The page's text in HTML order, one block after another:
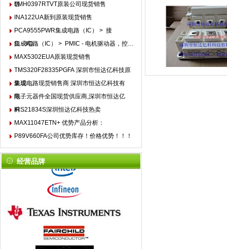
售
LMH0397RTVT原装公司现货销售
INA122UA新到原装现货销售
PCA9555PWR集成电路（IC） > 接
口 - I/O…
集成电路（IC） > PMIC - 电机驱动器，控…
MAX5302EUA原装现货销售
TMS320F28335PGFA 深圳市恒达亿科技原
装现…
集成电路现货销售商 深圳市恒达亿科技有
限…
电子元器件全国现货供应商,深圳市恒达亿
科…
IRS21834S深圳恒达亿科技热卖
MAX11047ETN+ 优势产品分析：
P89V660FA公司优势库存！价格优势！！！
1
经营品牌